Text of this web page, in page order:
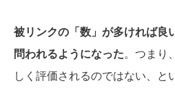
被リンクの「数」が多ければ良
問われるようになった。つまり
しく評価されるのではない、と